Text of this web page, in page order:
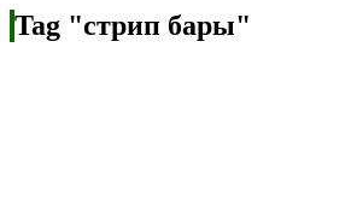
Tag "стрип бары"